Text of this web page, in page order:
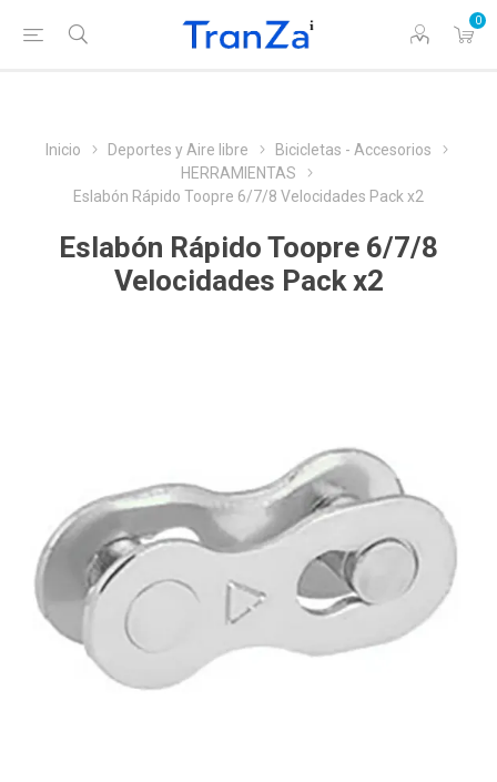
0
Inicio Deportes y Aire libre
Bicicletas - Accesorios
HERRAMIENTAS
Eslabón Rápido Toopre 6/7/8 Velocidades Pack x2
Eslabón Rápido Toopre 6/7/8
Velocidades Pack x2